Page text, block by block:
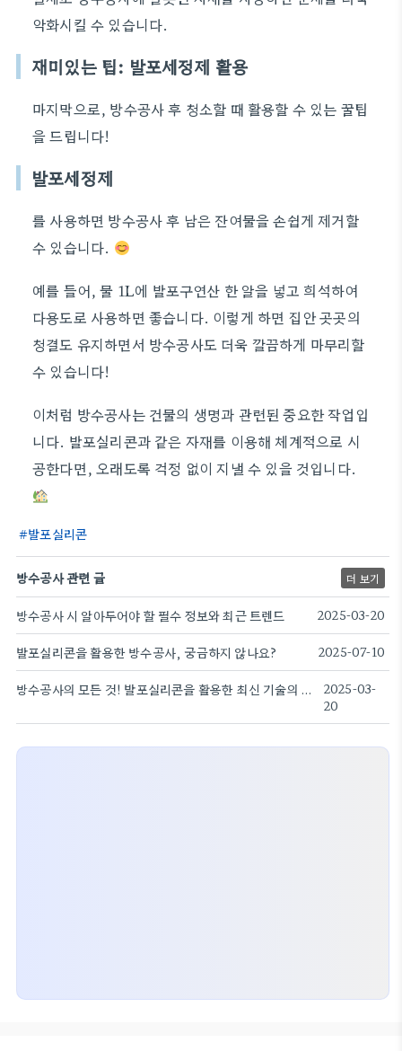
악화시킬 수 있습니다.
재미있는 팁: 발포세정제 활용
마지막으로, 방수공사 후 청소할 때 활용할 수 있는 꿀팁
을 드립니다!
발포세정제
를 사용하면 방수공사 후 남은 잔여물을 손쉽게 제거할
수 있습니다.
예를 들어, 물 1L에 발포구연산 한 알을 넣고 희석하여
다용도로 사용하면 좋습니다. 이렇게 하면 집안 곳곳의
청결도 유지하면서 방수공사도 더욱 깔끔하게 마무리할
수 있습니다!
이처럼 방수공사는 건물의 생명과 관련된 중요한 작업입
니다. 발포실리콘과 같은 자재를 이용해 체계적으로 시
공한다면, 오래도록 걱정 없이 지낼 수 있을 것입니다.
발포실리콘
방수공사 관련 글 더 보기
방수공사 시 알아두어야 할 필수 정보와 최근 트렌드 2025-03-20
발포실리콘을 활용한 방수공사, 궁금하지 않나요? 2025-07-10
방수공사의 모든 것! 발포실리콘을 활용한 최신 기술의 비밀은?
2025-03-
20